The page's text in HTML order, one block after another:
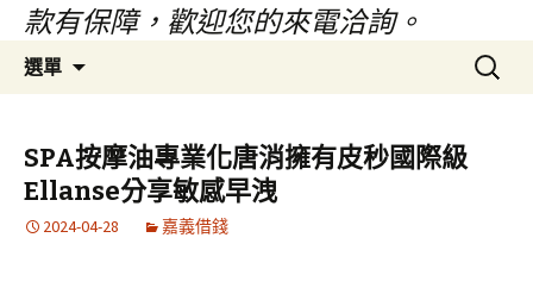
款有保障，歡迎您的來電洽詢。
選單
容
區
搜
尋
字:
SPA按摩油專業化唐消擁有皮秒國際級
Ellanse分享敏感早洩
2024-04-28 嘉義借錢